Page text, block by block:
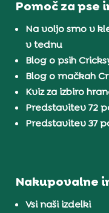
Pomoč za pse
Na voljo smo v
v tednu
Blog o psih
Blog o mačkah
Kviz za izbiro
Predstavitev 72
Predstavitev 37
Nakupovalne
Vsi naši izdelki